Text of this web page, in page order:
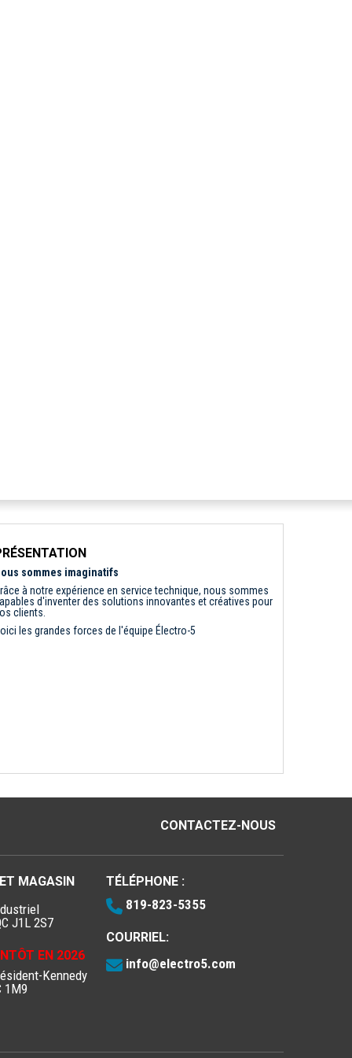
sommes imaginatifs
à notre expérience en service technique, nous sommes
d'inventer des solutions innovantes et créatives pour
clients.
les grandes forces de l'équipe Électro-5
CONTACTEZ-NOUS
MAGASIN
J1L 2S7
EN 2026
Kennedy
1M9
TÉLÉPHONE :
819-823-5355
COURRIEL:
info@electro5.com